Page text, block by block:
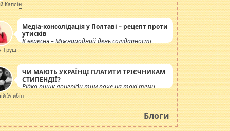
Каплін
Медіа-консолідація у Полтаві – рецепт проти
утисків
8 вересня – Міжнародний день солідарності
журналістів.
Труш
ЧИ МАЮТЬ УКРАЇНЦІ ПЛАТИТИ ТРІЄЧНИКАМ
СТИПЕНДІЇ?
Рідко пишу лонгріди тим паче на такі теми,
але вже просто дістало! Обурюють сьогоднішні
інсенуації навколо стипендіального питання.
Штучно роздувається ще одна соціальна
катастрофа.
Улибін
Блоги